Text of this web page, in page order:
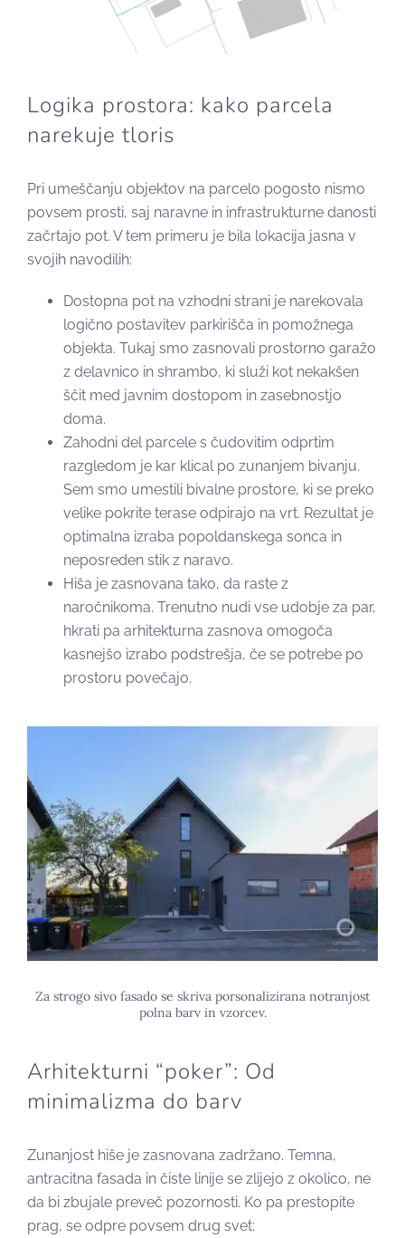
Logika prostora: kako parcela
narekuje tloris
Pri umeščanju objektov na parcelo pogosto nismo
povsem prosti, saj naravne in infrastrukturne danosti
začrtajo pot. V tem primeru je bila lokacija jasna v
svojih navodilih:
Dostopna pot na vzhodni strani je narekovala
logično postavitev parkirišča in pomožnega
objekta. Tukaj smo zasnovali prostorno garažo
z delavnico in shrambo, ki služi kot nekakšen
ščit med javnim dostopom in zasebnostjo
doma.
Zahodni del parcele s čudovitim odprtim
razgledom je kar klical po zunanjem bivanju.
Sem smo umestili bivalne prostore, ki se preko
velike pokrite terase odpirajo na vrt. Rezultat je
optimalna izraba popoldanskega sonca in
neposreden stik z naravo.
Hiša je zasnovana tako, da raste z
naročnikoma. Trenutno nudi vse udobje za par,
hkrati pa arhitekturna zasnova omogoča
kasnejšo izrabo podstrešja, če se potrebe po
prostoru povečajo.
Za strogo sivo fasado se skriva porsonalizirana notranjost
polna barv in vzorcev.
Arhitekturni “poker”: Od
minimalizma do barv
Zunanjost hiše je zasnovana zadržano. Temna,
antracitna fasada in čiste linije se zlijejo z okolico, ne
da bi zbujale preveč pozornosti. Ko pa prestopite
prag, se odpre povsem drug svet: